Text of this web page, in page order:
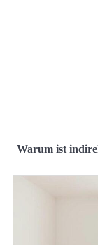
Warum ist